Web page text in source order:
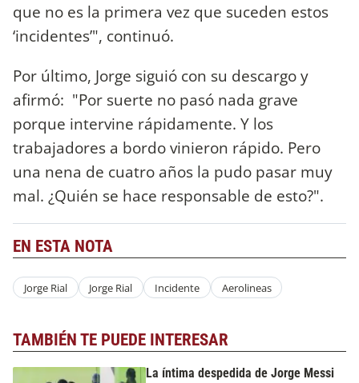
que no es la primera vez que suceden estos
‘incidentes’", continuó.
Por último, Jorge siguió con su descargo y
afirmó: "Por suerte no pasó nada grave
porque intervine rápidamente. Y los
trabajadores a bordo vinieron rápido. Pero
una nena de cuatro años la pudo pasar muy
mal. ¿Quién se hace responsable de esto?".
EN ESTA NOTA
Jorge Rial Jorge Rial Incidente Aerolineas
TAMBIÉN TE PUEDE INTERESAR
La íntima despedida de Jorge Messi